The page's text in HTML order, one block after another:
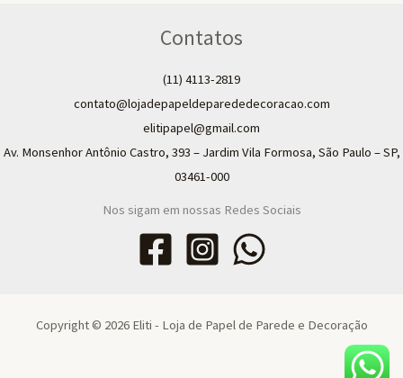
Contatos
(11) 4113-2819
contato@lojadepapeldeparededecoracao.com
elitipapel@gmail.com​
Av. Monsenhor Antônio Castro, 393 – Jardim Vila Formosa, São Paulo – SP,
03461-000
Nos sigam em nossas Redes Sociais
Copyright © 2026 Eliti - Loja de Papel de Parede e Decoração